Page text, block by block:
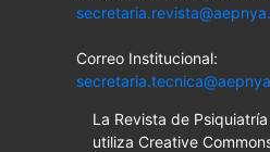
Correo Institucional:
La Revista de
utiliza Creative